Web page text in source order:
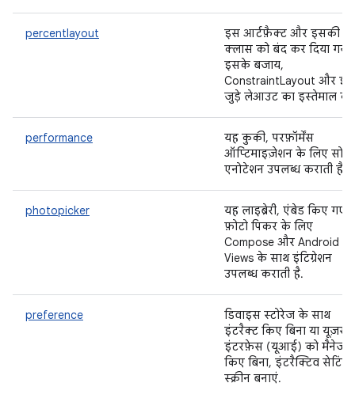
percentlayout
इस आर्टफ़ैक्ट और इसकी
क्लास को बंद कर दिया गया
इसके बजाय,
ConstraintLayout और
जुड़े लेआउट का इस्तेमाल
performance
यह कुकी, परफ़ॉर्मेंस
ऑप्टिमाइज़ेशन के लिए सोर्स
एनोटेशन उपलब्ध कराती है.
photopicker
यह लाइब्रेरी, एंबेड किए गए
फ़ोटो पिकर के लिए
Compose और Android
Views के साथ इंटिग्रेशन
उपलब्ध कराती है.
preference
डिवाइस स्टोरेज के साथ
इंटरैक्ट किए बिना या यूज़र
इंटरफ़ेस (यूआई) को मैनेज
किए बिना, इंटरैक्टिव सेटिंग
स्क्रीन बनाएं.